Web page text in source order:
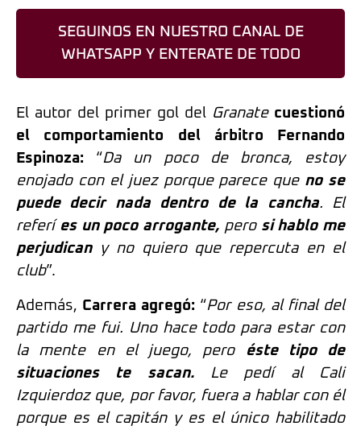
SEGUINOS EN NUESTRO CANAL DE
WHATSAPP Y ENTERATE DE TODO
El autor del primer gol del Granate cuestionó
el comportamiento del árbitro Fernando
Espinoza: “Da un poco de bronca, estoy
enojado con el juez porque parece queno se
puede decir nada dentro de la cancha. El
referí es un poco arrogante, pero si hablo me
perjudicany no quiero que repercuta en el
club”.
Además, Carrera agregó: “Por eso, al final del
partido me fui. Uno hace todo para estar con
la mente en el juego, pero
éste
tipo de
situaciones te sacan.Le pedí al Cali
Izquierdoz que, por favor, fuera a hablar con él
porque es el capitán y es el único habilitado